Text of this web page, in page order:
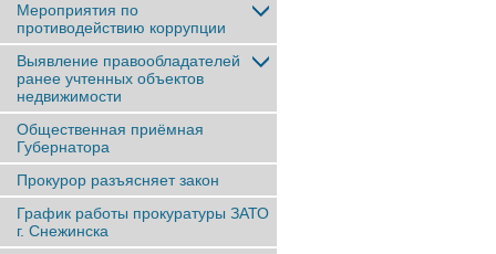
Мероприятия по
противодействию коррупции
Выявление правообладателей
ранее учтенныx объектов
недвижимости
Общественная приёмная
Губернатора
Прокурор разъясняет закон
График работы прокуратуры ЗАТО
г. Снежинска